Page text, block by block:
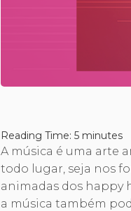
Reading Time: 5 minutes
A música é uma arte
todo lugar, seja nos
animadas dos happy
a música também